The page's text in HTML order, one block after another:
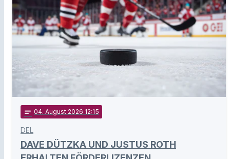
notes 04. August 2026 12:15
DEL
DAVE DÜTZKA UND JUSTUS ROTH